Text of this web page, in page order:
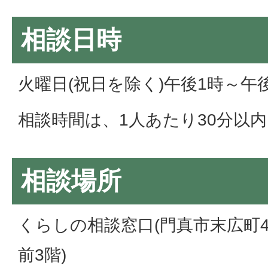
相談日時
火曜日(祝日を除く)午後1時～午
相談時間は、1人あたり30分以内
相談場所
くらしの相談窓口(門真市末広
前3階)